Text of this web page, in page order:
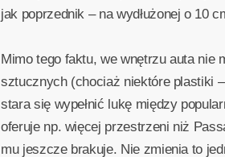
jak poprzednik – na wydłużonej o 10
Mimo tego faktu, we wnętrzu auta nie
sztucznych (chociaż niektóre plastiki
stara się wypełnić lukę między
oferuje np. więcej przestrzeni niż
mu jeszcze brakuje. Nie zmienia to